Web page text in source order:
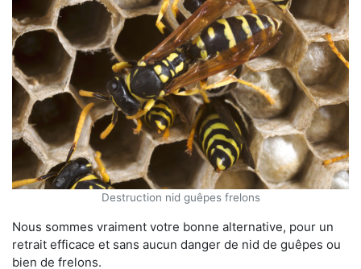
Destruction nid guêpes frelons
Nous sommes vraiment votre bonne alternative, pour un
retrait efficace et sans aucun danger de nid de guêpes ou
bien de frelons.